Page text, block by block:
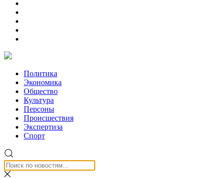
Политика
Экономика
Общество
Культура
Персоны
Происшествия
Экспертиза
Спорт